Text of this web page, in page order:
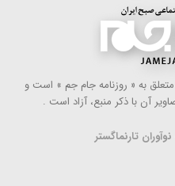
به « روزنامه جام جم » است و
آن با ذكر منبع، آزاد است .
تارنماگستر